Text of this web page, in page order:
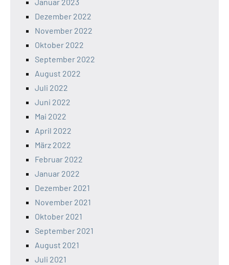
Dezember 2022
November 2022
Oktober 2022
September 2022
August 2022
Juli 2022
Juni 2022
Mai 2022
April 2022
März 2022
Februar 2022
Januar 2022
Dezember 2021
November 2021
Oktober 2021
September 2021
August 2021
Juli 2021